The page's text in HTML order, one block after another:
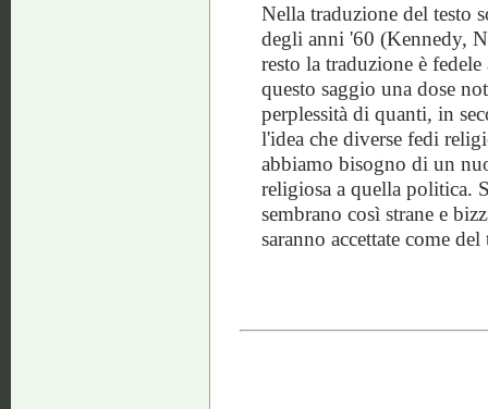
Nella traduzione del testo
degli anni '60 (Kennedy,
resto la traduzione è
questo saggio una dose
perplessità di quanti, in
l'idea che diverse fedi
abbiamo bisogno di un
religiosa a quella politica.
sembrano così strane e
saranno accettate come